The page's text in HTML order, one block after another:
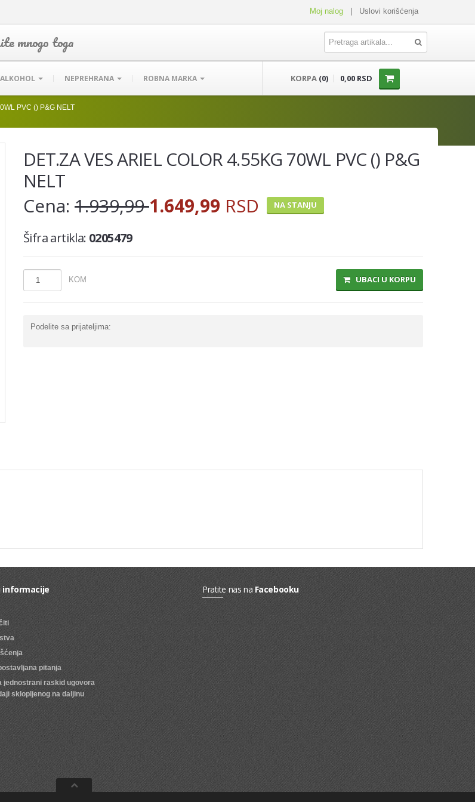
Moj nalog Uslovi korišćenja
mnogo toga
NEPREHRANA ROBNA MARKA KORPA (0) 0,00 RSD
PVC () P&G NELT
DET.ZA VES ARIEL COLOR 4.55KG 70WL PVC () P&G
NELT
Cena: 1.939,991.649,99 RSD NA STANJU
Šifra artikla: 0205479
KOM UBACI U KORPU
Podelite sa prijateljima:
informacije
pitanja
jednostrani raskid ugovora
sklopljenog na daljinu
Pratite nas na Facebooku